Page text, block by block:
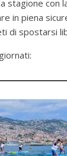
stagione con
in piena
di spostarsi